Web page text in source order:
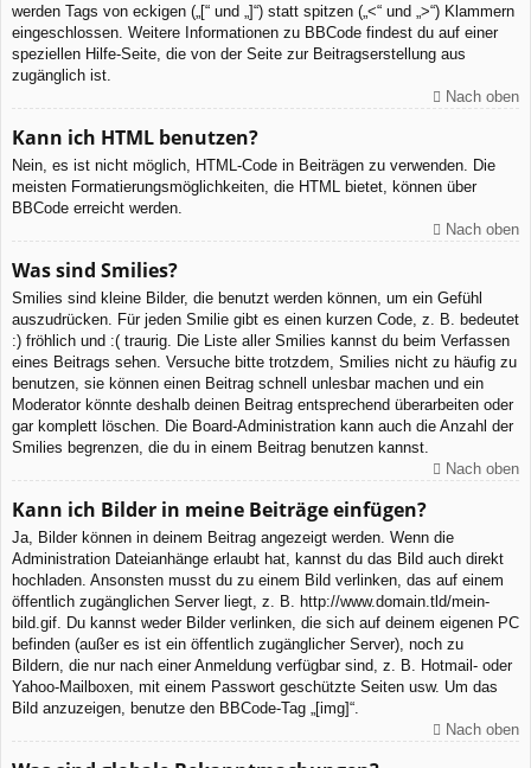
werden Tags von eckigen („[“ und „]“) statt spitzen („<“ und „>“) Klammern
eingeschlossen. Weitere Informationen zu BBCode findest du auf einer
speziellen Hilfe-Seite, die von der Seite zur Beitragserstellung aus
zugänglich ist.
Nach oben
Kann ich HTML benutzen?
Nein, es ist nicht möglich, HTML-Code in Beiträgen zu verwenden. Die
meisten Formatierungsmöglichkeiten, die HTML bietet, können über
BBCode erreicht werden.
Nach oben
Was sind Smilies?
Smilies sind kleine Bilder, die benutzt werden können, um ein Gefühl
auszudrücken. Für jeden Smilie gibt es einen kurzen Code, z. B. bedeutet
:) fröhlich und :( traurig. Die Liste aller Smilies kannst du beim Verfassen
eines Beitrags sehen. Versuche bitte trotzdem, Smilies nicht zu häufig zu
benutzen, sie können einen Beitrag schnell unlesbar machen und ein
Moderator könnte deshalb deinen Beitrag entsprechend überarbeiten oder
gar komplett löschen. Die Board-Administration kann auch die Anzahl der
Smilies begrenzen, die du in einem Beitrag benutzen kannst.
Nach oben
Kann ich Bilder in meine Beiträge einfügen?
Ja, Bilder können in deinem Beitrag angezeigt werden. Wenn die
Administration Dateianhänge erlaubt hat, kannst du das Bild auch direkt
hochladen. Ansonsten musst du zu einem Bild verlinken, das auf einem
öffentlich zugänglichen Server liegt, z. B. http://www.domain.tld/mein-
bild.gif. Du kannst weder Bilder verlinken, die sich auf deinem eigenen PC
befinden (außer es ist ein öffentlich zugänglicher Server), noch zu
Bildern, die nur nach einer Anmeldung verfügbar sind, z. B. Hotmail- oder
Yahoo-Mailboxen, mit einem Passwort geschützte Seiten usw. Um das
Bild anzuzeigen, benutze den BBCode-Tag „[img]“.
Nach oben